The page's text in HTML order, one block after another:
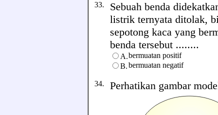
33. Sebuah benda
listrik ternyata ditolak,
sepotong kaca yang
benda tersebut ........
A.bermuatan positif
B.bermuatan negatif
34. Perhatikan gambar